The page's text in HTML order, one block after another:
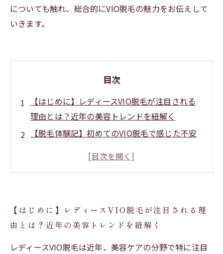
についても触れ、総合的にVIO脱毛の魅力をお伝えして
いきます。
目次
【はじめに】レディースVIO脱毛が注目される
理由とは？近年の美容トレンドを紐解く
【脱毛体験記】初めてのVIO脱毛で感じた不安
【施術の効果】VIO脱毛後に得られる清潔感と
足度のリアル
【まとめ】安心して選べるVIO脱毛サロンの選
び方と効果を持続させるコツ
【はじめに】レディースVIO脱毛が注目される理
由とは？近年の美容トレンドを紐解く
レディースVIO脱毛は近年、美容ケアの分野で特に注目